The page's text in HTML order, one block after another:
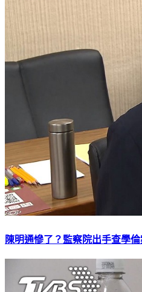
陳明通慘了？監察院出手查學